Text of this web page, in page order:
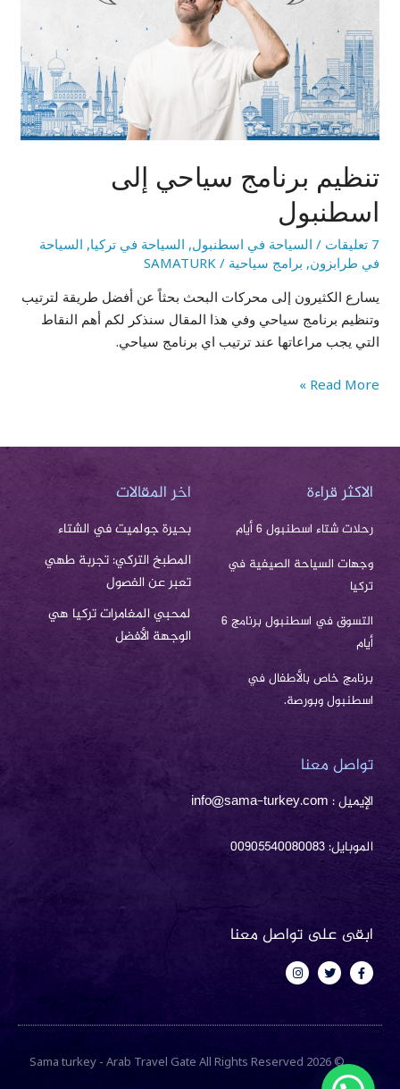
تنظيم برنامج سياحي إلى
اسطنبول
7 تعليقات / السياحة في اسطنبول, السياحة في تركيا, السياحة
في طرابزون, برامج سياحية /
SAMATURK
يسارع الكثيرون إلى محركات البحث بحثاً عن أفضل طريقة لترتيب
وتنظيم برنامج سياحي وفي هذا المقال سنذكر لكم أهم النقاط
التي يجب مراعاتها عند ترتيب اي برنامج سياحي.
Read More »
الاكثر قراءة
رحلات شتاء اسطنبول 6 أيام
وجهات السياحة الصيفية في
تركيا
التسوق في اسطنبول برنامج 6
أيام
برنامج خاص بالأطفال في
اسطنبول وبورصة.
اخر المقالات
بحيرة جولميت في الشتاء
المطبخ التركي: تجربة طهي
تعبر عن الفصول
لمحبي المغامرات تركيا هي
الوجهة الأفضل
تواصل معنا
الإيميل : info@sama-turkey.com
الموبايل: 00905540080083
ابقى على تواصل معنا
F
a
c
o
f
T
w
i
e
I
n
s
g
m © 2026 Sama turkey - Arab Travel Gate All Rights Reserved